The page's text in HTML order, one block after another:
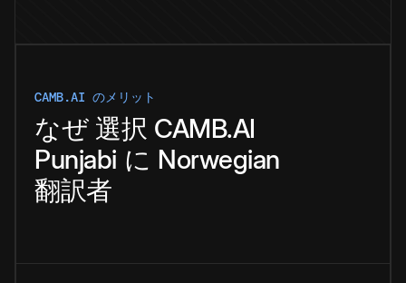
CAMB.AI のメリット
なぜ 選択 CAMB.AI
Punjabi に Norwegian
翻訳者